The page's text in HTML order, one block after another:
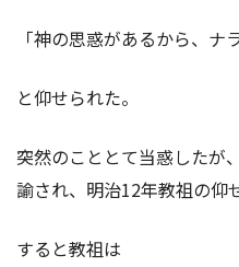
「神の思惑があるから、ナ
と仰せられた。
突然のこととて当惑したが
諭され、明治12年教祖の仰
すると教祖は